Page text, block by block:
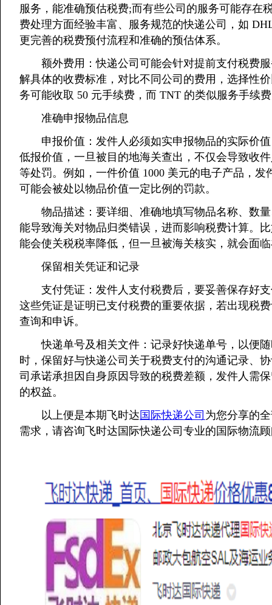
服务，能准确预估税费;而有些公司的服务可能存在
费处理方面经验丰富、服务规范的快递公司，如
更完善的税费预付流程和准确的预估体系。
额外费用：快递公司可能会针对提前支付税费服
解具体的收费标准，对比不同公司的费用，选择性
务可能收取 50 元手续费，而 TNT 的类似服务手续
准确申报物品信息
申报价值：发件人必须如实申报物品的实际价值
低报价值，一旦被目的地海关查出，不仅会导致收
等处罚。例如，一件价值 1000 美元的电子产品，
可能会被处以物品价值一定比例的罚款。
物品描述：要详细、准确地填写物品名称、数量
能导致海关对物品归类错误，进而影响税费计算。
能会使关税税率降低，但一旦被海关核实，就会面
保留相关凭证和记录
支付凭证：发件人支付税费后，要妥善保存好支
这些凭证是证明已支付税费的重要依据，若出现税
查询和申诉。
快递单号及相关文件：记录好快递单号，以便随
时，保留好与快递公司关于税费支付的沟通记录、
司承诺承担因自身原因导致的税费差额，发件人需
的权益。
以上便是本期飞时达 国际快递公司 为您分享的
需求，请咨询飞时达国际快递公司专业的国际物流